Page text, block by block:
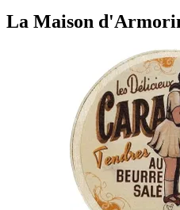
La Maison